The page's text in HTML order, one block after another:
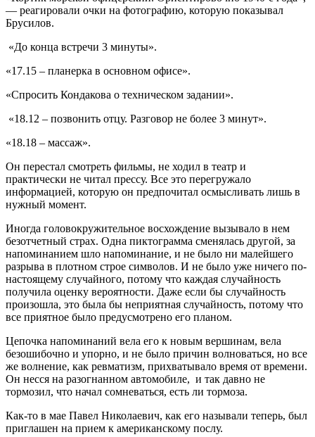
— реагировали очки на фотографию, которую показывал
Брусилов.
«До конца встречи 3 минуты».
«17.15 – планерка в основном офисе».
«Спросить Кондакова о техническом задании».
«18.12 – позвонить отцу. Разговор не более 3 минут».
«18.18 – массаж».
Он перестал смотреть фильмы, не ходил в театр и
практически не читал прессу. Все это перегружало
информацией, которую он предпочитал осмысливать лишь в
нужный момент.
Иногда головокружительное восхождение вызывало в нем
безотчетный страх. Одна пиктограмма сменялась другой, за
напоминанием шло напоминание, и не было ни малейшего
разрыва в плотном строе символов. И не было уже ничего по-
настоящему случайного, потому что каждая случайность
получила оценку вероятности. Даже если бы случайность
произошла, это была бы неприятная случайность, потому что
все приятное было предусмотрено его планом.
Цепочка напоминаний вела его к новым вершинам, вела
безошибочно и упорно, и не было причин волноваться, но все
же волнение, как ревматизм, прихватывало время от времени.
Он несся на разогнанном автомобиле, и так давно не
тормозил, что начал сомневаться, есть ли тормоза.
Как-то в мае Павел Николаевич, как его называли теперь, был
приглашен на прием к американскому послу.